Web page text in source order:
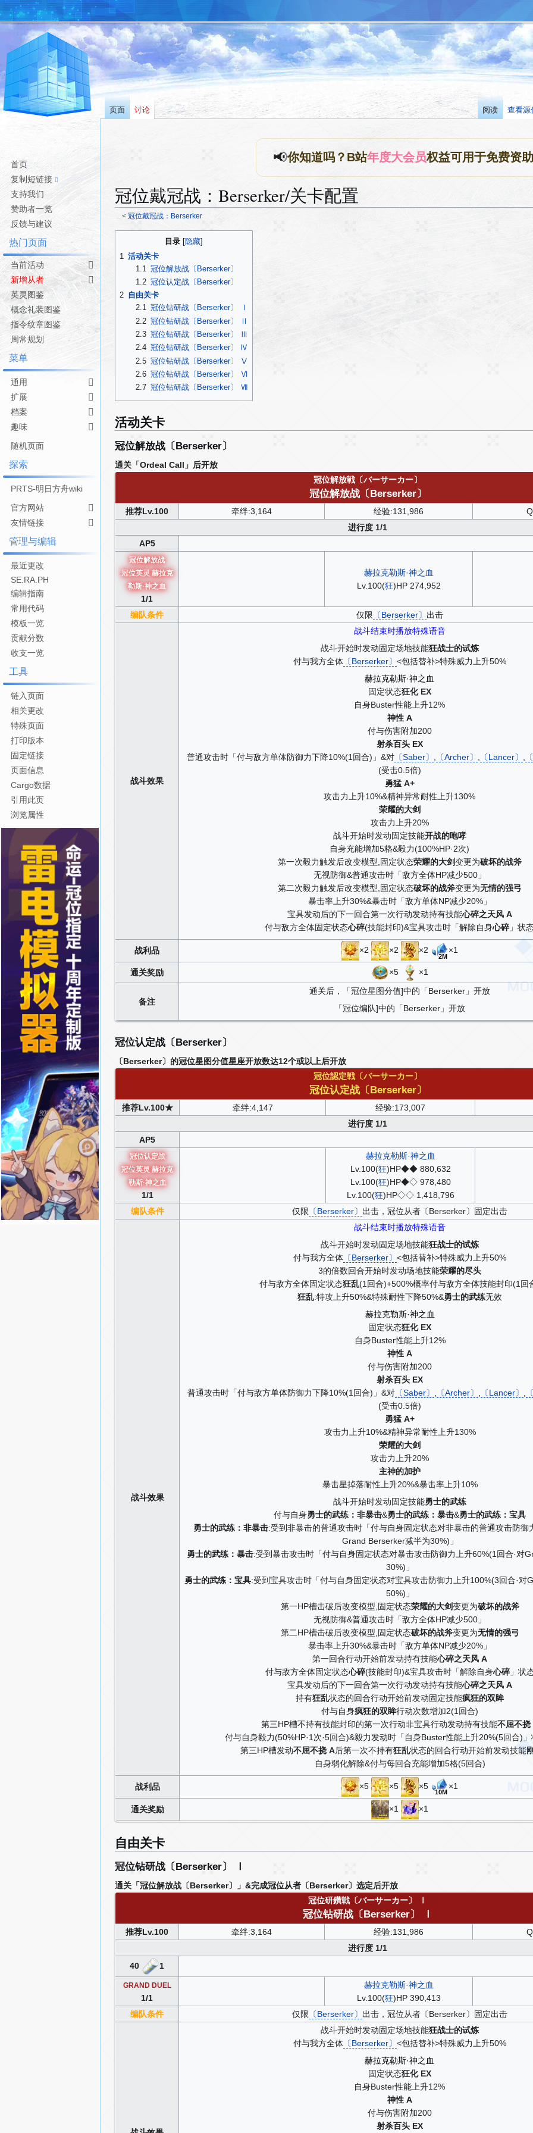
📢你知道吗？B站年度大会员权益可用于免费资
冠位戴冠战：Berserker/关卡配置
< 冠位戴冠战：Berserker
目录
1 活动关卡
1.1 冠位解放战〔Berserker〕
1.2 冠位认定战〔Berserker〕
2 自由关卡
2.1 冠位钻研战〔Berserker〕 Ⅰ
2.2 冠位钻研战〔Berserker〕 Ⅱ
2.3 冠位钻研战〔Berserker〕 Ⅲ
2.4 冠位钻研战〔Berserker〕 Ⅳ
2.5 冠位钻研战〔Berserker〕 Ⅴ
2.6 冠位钻研战〔Berserker〕 Ⅵ
2.7 冠位钻研战〔Berserker〕 Ⅶ
活动关卡
冠位解放战〔Berserker〕
通关「Ordeal Call」后开放
冠位解放戦〔バーサーカー〕
冠位解放战〔Berserker〕
推荐Lv.100 牵绊:3,164 经验:131,986
进行度 1/1
AP5
冠位解放战
冠位英灵 赫拉克
勒斯·神之血
1/1
赫拉克勒斯·神之血
Lv.100(狂)HP 274,952
编队条件 仅限 〔Berserker〕 出击
战斗效果
战斗结束时播放特殊语音
战斗开始时发动固定场地技能狂战士的试炼
付与我方全体〔Berserker〕 <包括替补>特殊威力上升50%
赫拉克勒斯·神之血
固定状态狂化 EX
自身Buster性能上升12%
神性 A
付与伤害附加200
射杀百头 EX
普通攻击时「付与敌方单体防御力下降10%(1回合)」&对 〔Saber〕 , 〔Archer〕 , 〔Lancer〕 ,
(受击0.5倍)
勇猛 A+
攻击力上升10%&精神异常耐性上升130%
荣耀的大剑
攻击力上升20%
战斗开始时发动固定技能开战的咆哮
自身充能增加5格&毅力(100%HP·2次)
第一次毅力触发后改变模型,固定状态荣耀的大剑变更为破坏的战斧
无视防御&普通攻击时「敌方全体HP减少500」
第二次毅力触发后改变模型,固定状态破坏的战斧变更为无情的强弓
暴击率上升30%&暴击时「敌方单体NP减少20%」
宝具发动后的下一回合第一次行动发动持有技能心碎之天风 A
付与敌方全体固定状态心碎(技能封印)&宝具攻击时「解除自身心碎 」状
战利品 ×2 ×2 ×2
2M
×1
通关奖励 ×5 ×1
备注
通关后，「冠位星图分值]中的「Berserker」开放
「冠位编队]中的「Berserker」开放
冠位认定战〔Berserker〕
〔Berserker〕的冠位星图分值星座开放数达12个或以上后开放
冠位認定戦〔バーサーカー〕
冠位认定战〔Berserker〕
推荐Lv.100★ 牵绊:4,147
经验:173,007
进行度 1/1
AP5
冠位认定战
冠位英灵 赫拉克
勒斯·神之血
1/1
赫拉克勒斯·神之血
Lv.100(狂)HP◆◆ 880,632
Lv.100(狂)HP◆◇ 978,480
Lv.100(狂)HP◇◇ 1,418,796
编队条件
仅限 〔Berserker〕 出击，冠位从者〔Berserker〕固定出击
战斗效果
战斗结束时播放特殊语音
战斗开始时发动固定场地技能狂战士的试炼
付与我方全体 〔Berserker〕 <包括替补>特殊威力上升50%
3的倍数回合开始时发动场地技能荣耀的尽头
付与敌方全体固定状态狂乱(1回合)+500%概率付与敌方全体技能封印(1回
狂乱:特攻上升50%&特殊耐性下降50%&勇士的武练无效
赫拉克勒斯·神之血
固定状态狂化 EX
自身Buster性能上升12%
神性 A
付与伤害附加200
射杀百头 EX
普通攻击时「付与敌方单体防御力下降10%(1回合)」&对〔Saber〕 〔Archer〕 〔Lancer〕
(受击0.5倍)
勇猛 A+
攻击力上升10%&精神异常耐性上升130%
荣耀的大剑
攻击力上升20%
主神的加护
暴击星掉落耐性上升20%&暴击率上升10%
战斗开始时发动固定技能勇士的武练
付与自身勇士的武练：非暴击&勇士的武练：暴击&勇士的武练：宝具
勇士的武练：非暴击:受到非暴击的普通攻击时「付与自身固定状态对非暴击的普通攻击防御
Grand Berserker减半为30%)」
勇士的武练：暴击:受到暴击攻击时「付与自身固定状态对暴击攻击防御力上升60%(1回合·对
30%)」
勇士的武练：宝具:受到宝具攻击时「付与自身固定状态对宝具攻击防御力上升100%(3回合·对
50%)」
第一HP槽击破后改变模型,固定状态荣耀的大剑变更为破坏的战斧
无视防御&普通攻击时「敌方全体HP减少500」
第二HP槽击破后改变模型,固定状态破坏的战斧变更为无情的强弓
暴击率上升30%&暴击时「敌方单体NP减少20%」
第一回合行动开始前发动持有技能心碎之天风 A
付与敌方全体固定状态心碎(技能封印)&宝具攻击时「解除自身心碎」状
宝具发动后的下一回合第一次行动发动持有技能心碎之天风 A
持有狂乱状态的回合行动开始前发动固定技能疯狂的双眸
付与自身疯狂的双眸行动次数增加2(1回合)
第三HP槽不持有技能封印的第一次行动非宝具行动发动持有技能不屈不挠
付与自身毅力(50%HP·1次·5回合)&毅力发动时「自身Buster性能上升20%(5回合)
第三HP槽发动不屈不挠 A后第一次不持有狂乱状态的回合行动开始前发动技能
自身弱化解除&付与每回合充能增加5格(5回合)
战利品 ×5 ×5 ×5
10M
×1
通关奖励 ×1 ×1
自由关卡
冠位钻研战〔Berserker〕 Ⅰ
通关「冠位解放战〔Berserker〕」&完成冠位从者〔Berserker〕选定后开放
冠位研鑽戦〔バーサーカー〕 Ⅰ
冠位钻研战〔Berserker〕 Ⅰ
推荐Lv.100 牵绊:3,164 经验:131,986
进行度 1/1
40
1
GRAND DUEL
1/1
赫拉克勒斯·神之血
Lv.100(狂)HP 390,413
编队条件
仅限 〔Berserker〕 出击，冠位从者〔Berserker〕固定出击
战斗开始时发动固定场地技能狂战士的试炼
付与我方全体〔Berserker〕 <包括替补>特殊威力上升50%
赫拉克勒斯·神之血
固定状态狂化 EX
自身Buster性能上升12%
神性 A
付与伤害附加200
射杀百头 EX
页面 讨论 阅读 查看源
首页
复制短链接
支持我们
赞助者一览
反馈与建议
热门页面
当前活动
新增从者
英灵图鉴
概念礼装图鉴
指令纹章图鉴
周常规划
菜单
通用
扩展
档案
趣味
随机页面
探索
PRTS-明日方舟wiki
官方网站
友情链接
管理与编辑
最近更改
SE.RA.PH
编辑指南
常用代码
模板一览
贡献分数
收支一览
工具
链入页面
相关更改
特殊页面
打印版本
固定链接
页面信息
Cargo数据
引用此页
浏览属性